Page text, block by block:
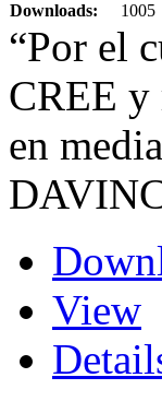
Downloads:
1005
“Por el
CREE y
en
View